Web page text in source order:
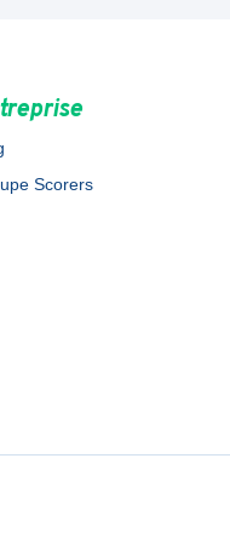
Scorers